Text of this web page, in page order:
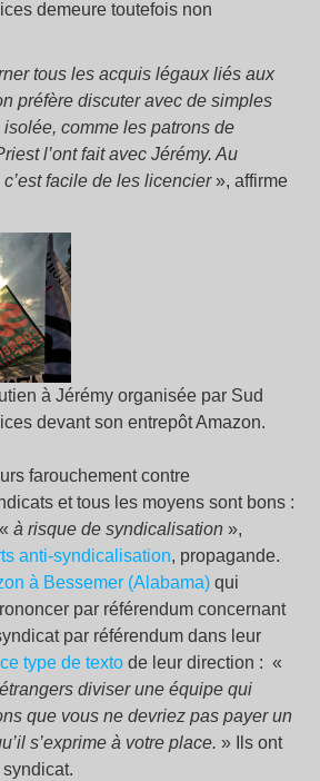
demeure toutefois non
tous les acquis légaux liés aux
préfère discuter avec de simples
comme les patrons de
l’ont fait avec Jérémy. Au
facile de les licencier», affirme
à Jérémy organisée par Sud
devant son entrepôt Amazon.
farouchement contre
et tous les moyens sont bons :
« à risque de syndicalisation »,
anti-syndicalisation, propagande.
à Bessemer (Alabama) qui
par référendum concernant
par référendum dans leur
ce type de texto de leur direction : «
diviser une équipe qui
que vous ne devriez pas payer un
s’exprime à votre place. » Ils ont
syndicat.